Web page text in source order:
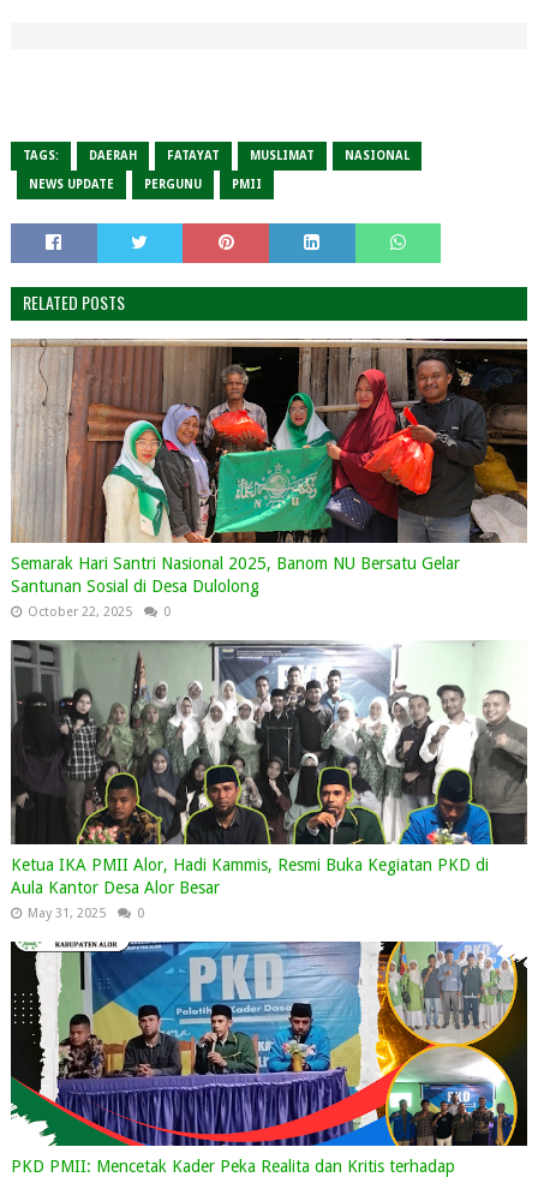
TAGS: DAERAH FATAYAT MUSLIMAT NASIONAL
NEWS UPDATE PERGUNU PMII
RELATED POSTS
Semarak Hari Santri Nasional 2025, Banom NU Bersatu Gelar
Santunan Sosial di Desa Dulolong
October 22, 2025 0
Ketua IKA PMII Alor, Hadi Kammis, Resmi Buka Kegiatan PKD di
Aula Kantor Desa Alor Besar
May 31, 2025 0
PKD PMII: Mencetak Kader Peka Realita dan Kritis terhadap